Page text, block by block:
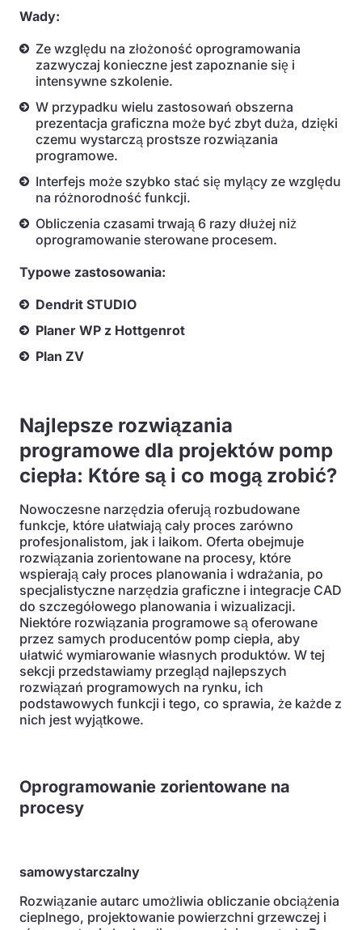
Wady:
Ze względu na złożoność oprogramowania
zazwyczaj konieczne jest zapoznanie się i
intensywne szkolenie.
W przypadku wielu zastosowań obszerna
prezentacja graficzna może być zbyt duża, dzięki
czemu wystarczą prostsze rozwiązania
programowe.
Interfejs może szybko stać się mylący ze względu
na różnorodność funkcji.
Obliczenia czasami trwają 6 razy dłużej niż
oprogramowanie sterowane procesem.
Typowe zastosowania:
Dendrit STUDIO
Planer WP z Hottgenrot
Plan ZV
Najlepsze rozwiązania
programowe dla projektów pomp
ciepła: Które są i co mogą zrobić?
Nowoczesne narzędzia oferują rozbudowane
funkcje, które ułatwiają cały proces zarówno
profesjonalistom, jak i laikom. Oferta obejmuje
rozwiązania zorientowane na procesy, które
wspierają cały proces planowania i wdrażania, po
specjalistyczne narzędzia graficzne i integracje CAD
do szczegółowego planowania i wizualizacji.
Niektóre rozwiązania programowe są oferowane
przez samych producentów pomp ciepła, aby
ułatwić wymiarowanie własnych produktów. W tej
sekcji przedstawiamy przegląd najlepszych
rozwiązań programowych na rynku, ich
podstawowych funkcji i tego, co sprawia, że każde z
nich jest wyjątkowe.
Oprogramowanie zorientowane na
procesy
samowystarczalny
Rozwiązanie autarc umożliwia obliczanie obciążenia
cieplnego, projektowanie powierzchni grzewczej i